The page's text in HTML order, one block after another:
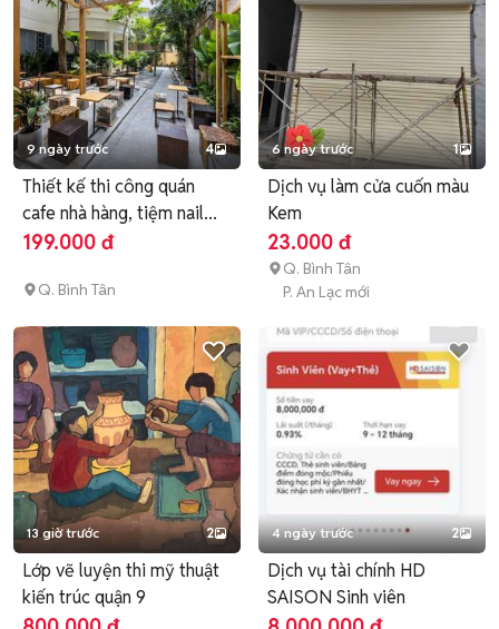
9 ngày trước 4
Thiết kế thi công quán
cafe nhà hàng, tiệm nail...
199.000 đ
Q. Bình Tân
6 ngày trước 1
Dịch vụ làm cửa cuốn màu
Kem
23.000 đ
Q. Bình Tân
P. An Lạc mới
13 giờ trước 2
Lớp vẽ luyện thi mỹ thuật
kiến trúc quận 9
4 ngày trước 2
Dịch vụ tài chính HD
SAISON Sinh viên